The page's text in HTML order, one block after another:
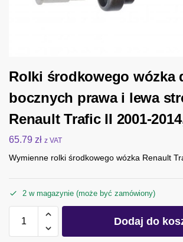
Rolki środkowego wózka
bocznych prawa i lewa
Renault Trafic II 2001-
65.79 zł z VAT
Wymienne rolki środkowego wózka Renault
2 w magazynie (może być zamówiony)
Dodaj do